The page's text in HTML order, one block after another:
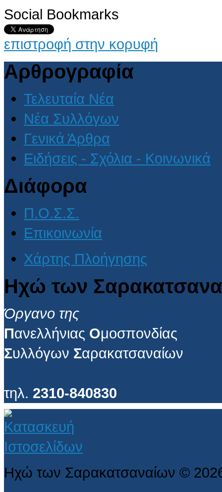
Social Bookmarks
επιστροφή στην κορυφή
Αρθρογραφία
Τελευταία Νέα
Νέα Συλλόγων
Γενικά Άρθρα
Ειδήσεις - Σχόλια - Κοινωνικά
Διάφορα
Π.Ο.Σ.Σ.
Επικοινωνία
Χάρτης Πλοήγησης
Ηχώ των
Όργανο της
Πανελλήνιας Ομοσπονδίας
Συλλόγων Σαρακατσαναίων
τηλ. 2310-840830
Ηχώ των Σαρακατσαναίων ©